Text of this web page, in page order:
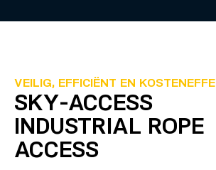
VEILIG, EFFICIËNT EN
SKY-ACCESS
INDUSTRIAL ROPE
ACCESS